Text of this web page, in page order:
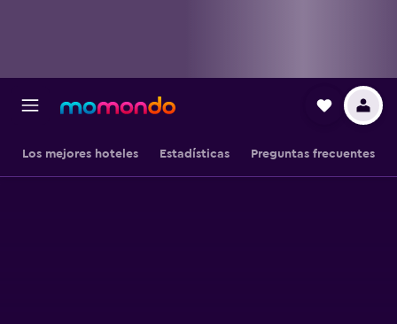
Los mejores hoteles Estadísticas Preguntas frecuentes